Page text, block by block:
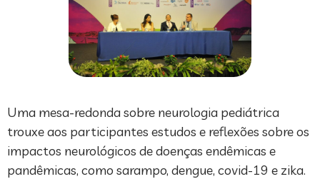
Uma mesa-redonda sobre neurologia pediátrica
trouxe aos participantes estudos e reflexões sobre os
impactos neurológicos de doenças endêmicas e
pandêmicas, como sarampo, dengue, covid-19 e zika.